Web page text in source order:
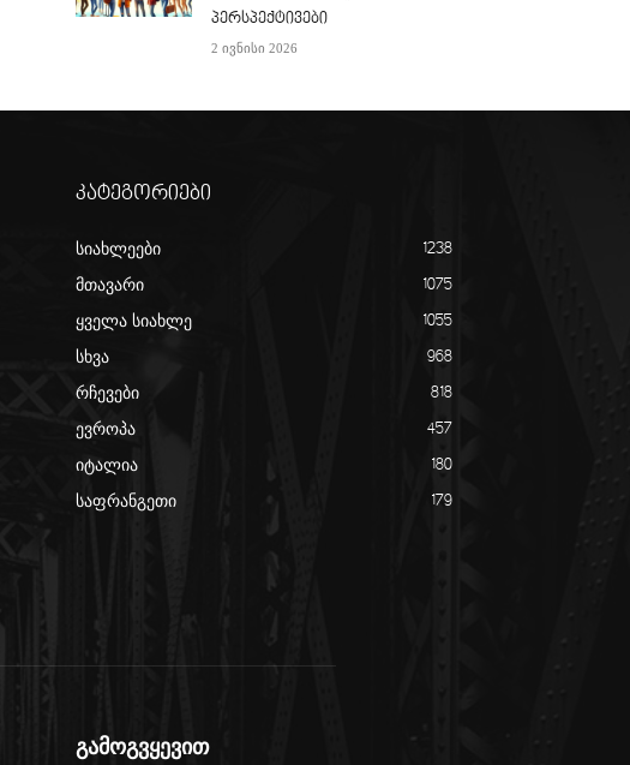
პერსპექტივები
2 ივნისი 2026
კატეგორიები
სიახლეები 1238
მთავარი 1075
ყველა სიახლე 1055
სხვა 968
რჩევები 818
ევროპა 457
იტალია 180
საფრანგეთი 179
გამოგვყევით